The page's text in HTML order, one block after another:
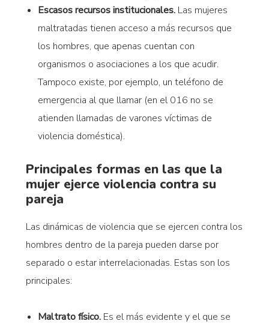
Escasos recursos institucionales.Las mujeres
maltratadas tienen acceso a más recursos que
los hombres, que apenas cuentan con
organismos o asociaciones a los que acudir.
Tampoco existe, por ejemplo, un teléfono de
emergencia al que llamar (en el 016 no se
atienden llamadas de varones víctimas de
violencia doméstica).
Principales formas en las que la
mujer ejerce violencia contra su
pareja
Las dinámicas de violencia que se ejercen contra los
hombres dentro de la pareja pueden darse por
separado o estar interrelacionadas. Estas son los
principales:
Maltrato físico.Es el más evidente y el que se